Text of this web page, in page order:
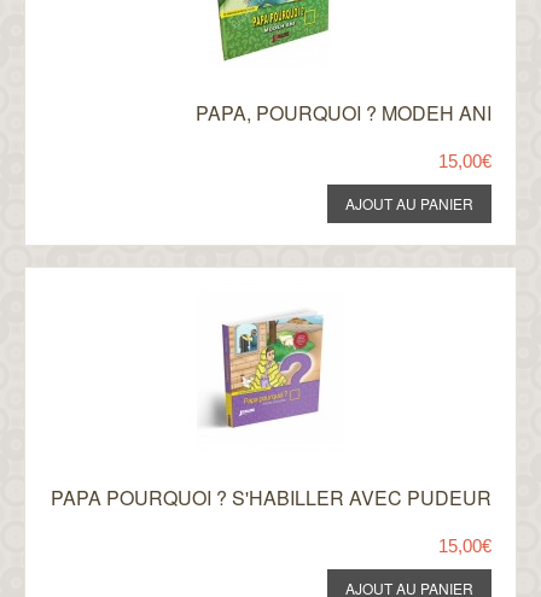
PAPA, POURQUOI ? MODEH ANI
15,00€
PAPA POURQUOI ? S'HABILLER AVEC PUDEUR
15,00€